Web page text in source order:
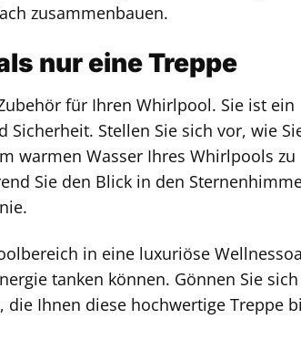
zusammenbauen.
nur eine Treppe
für Ihren Whirlpool. Sie ist ein
Stellen Sie sich vor, wie
warmen Wasser Ihres Whirlpools zu
Sie den Blick in den
in eine luxuriöse
tanken können. Gönnen Sie
Ihnen diese hochwertige Treppe